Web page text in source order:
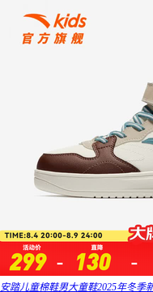
安踏儿童棉鞋男大童鞋2025年冬季